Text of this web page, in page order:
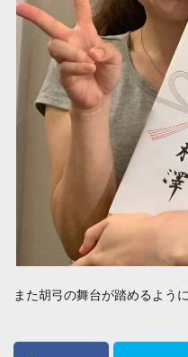
また胡弓の舞台が踏めるよう